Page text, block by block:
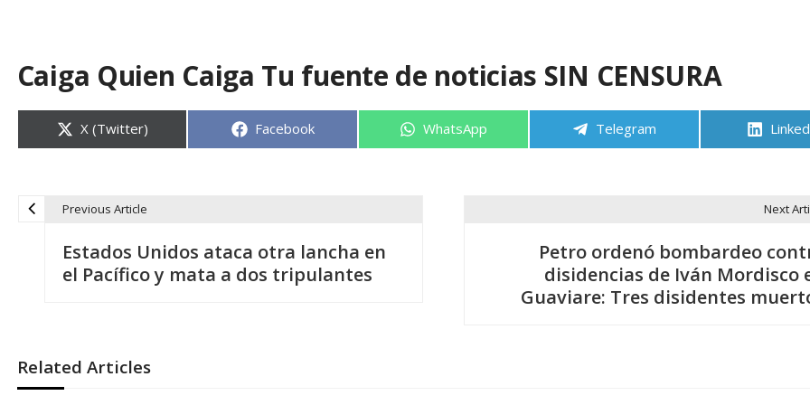
Caiga Quien Caiga Tu fuente de noticias SIN CENSURA
Compartir
en
X (Twitter) Compartir
Facebook Compartir
WhatsApp Compartir
Telegram
e
Previous Article
Estados Unidos ataca otra lancha en
el Pacífico y mata a dos tripulantes
Next
Petro ordenó bombardeo
disidencias de Iván Mordisco
Guaviare: Tres disidentes
Related Articles